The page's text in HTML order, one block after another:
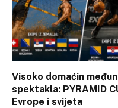
Visoko domaćin
spektakla: PYRAMID
Evrope i svijeta